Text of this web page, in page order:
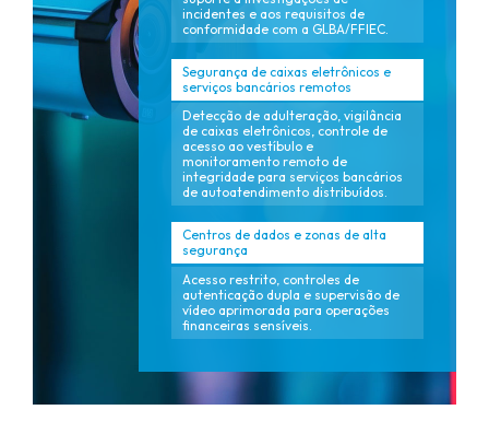
incidentes e aos requisitos de
conformidade com a GLBA/FFIEC.
Segurança de caixas eletrônicos e
serviços bancários remotos
Detecção de adulteração, vigilância
de caixas eletrônicos, controle de
acesso ao vestíbulo e
monitoramento remoto de
integridade para serviços bancários
de autoatendimento distribuídos.
Centros de dados e zonas de alta
segurança
Acesso restrito, controles de
autenticação dupla e supervisão de
vídeo aprimorada para operações
financeiras sensíveis.